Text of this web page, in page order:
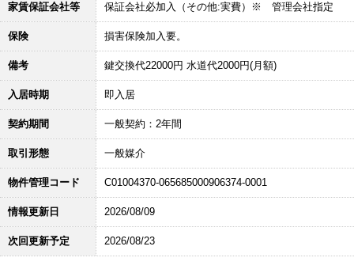
家賃保証会社等 保証会社必加入（その他:実費）※ 管理会社指定
保険 損害保険加入要。
備考 鍵交換代22000円 水道代2000円(月額)
入居時期 即入居
契約期間 一般契約：2年間
取引形態 一般媒介
物件管理コード C01004370-065685000906374-0001
情報更新日 2026/08/09
次回更新予定 2026/08/23